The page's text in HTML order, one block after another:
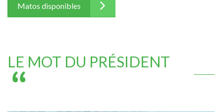
Matos disponibles
LE MOT DU PRÉSIDENT